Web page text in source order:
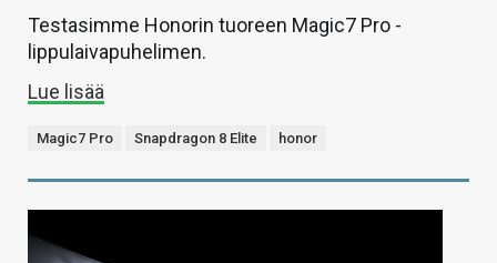
Testasimme Honorin tuoreen Magic7 Pro -
lippulaivapuhelimen.
Lue lisää
Magic7 Pro Snapdragon 8 Elite honor